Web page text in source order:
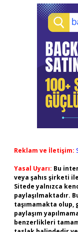
Reklam ve İletişim:
Yasal Uyarı: Bu
veya şahıs şirketi
Sitede yalnızca
paylaşılmaktadır.
taşımamakta olup,
paylaşım
benzerlikleri